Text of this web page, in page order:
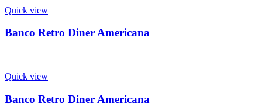
Quick view
Banco Retro Diner Americana
Quick view
Banco Retro Diner Americana